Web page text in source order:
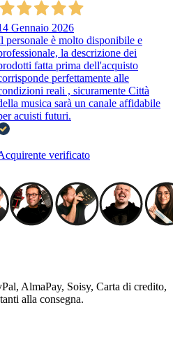
Gennaio 2026
personale è molto disponibile e
la descrizione dei
fatta prima dell'acquisto
perfettamente alle
reali , sicuramente Città
musica sarà un canale affidabile
acuisti futuri.
verificato
AlmaPay, Soisy, Carta di credito,
alla consegna.